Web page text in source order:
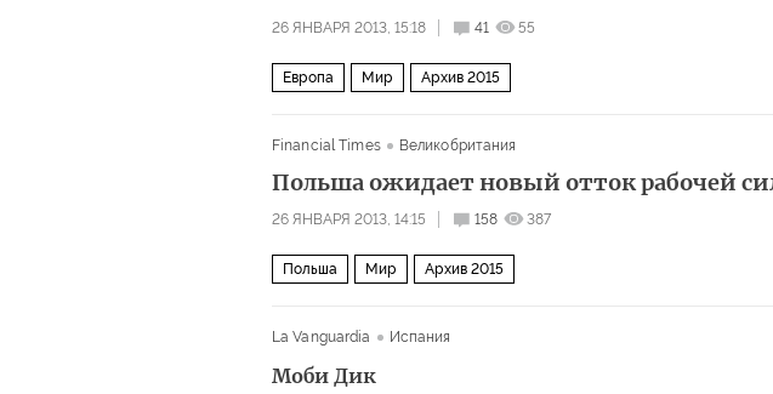
26 ЯНВАРЯ 2013, 15:18 41 55
Европа Мир Архив 2015
Financial Times Великобритания
Польша ожидает новый отток рабочей
26 ЯНВАРЯ 2013, 14:15 158 387
Польша Мир Архив 2015
La Vanguardia Испания
Моби Дик